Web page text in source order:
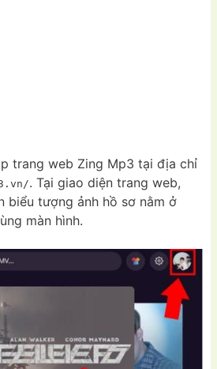
trang web Zing Mp3 tại địa chỉ
. Tại giao diện trang web,
biểu tượng ảnh hồ sơ nằm ở
màn hình.